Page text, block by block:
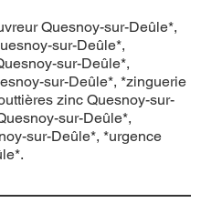
Quesnoy-sur-Deûle*,
sur-Deûle*,
sur-Deûle*,
sur-Deûle*, *zinguerie
zinc Quesnoy-sur-
sur-Deûle*,
sur-Deûle*, *urgence